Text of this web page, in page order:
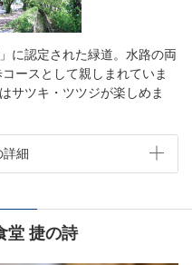
に認定された緑道。水路の両
ースとして親しまれていま
サツキ・ツツジが楽しめま
詳細
堂 捷の詩